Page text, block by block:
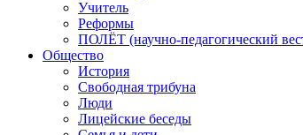
Учитель
Реформы
ПОЛЁТ (научно-педагогический
Общество
История
Свободная трибуна
Люди
Лицейские беседы